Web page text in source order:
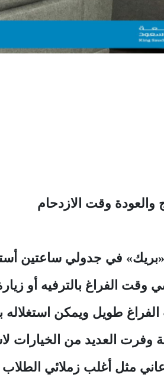
والعودة وقت الازدحام
في جدولي ساعتين
وقت الفراغ بالترفيه أو
طويل ويمكن
وفرت العديد من الخيارات
مثل أغلب زملائي